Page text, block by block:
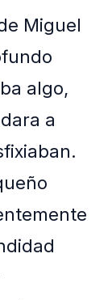
Miguel
algo,
a